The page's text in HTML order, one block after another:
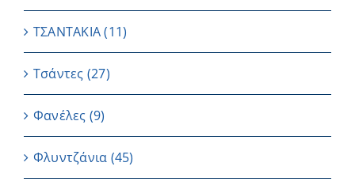
ΤΣΑΝΤΑΚΙΑ (11)
Τσάντες (27)
Φανέλες (9)
Φλυντζάνια (45)